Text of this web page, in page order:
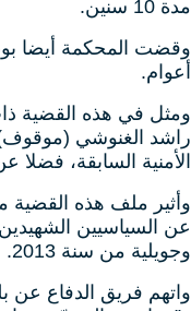
مدة 10 سنين.
وقضت المحكمة أيضا
أعوام.
راشد الغنوشي
الأمنية السابقة،
عن السياسيين
وجويلية من سنة 2013.
واتهم فريق الدفاع عن